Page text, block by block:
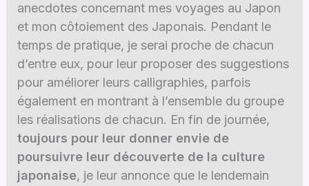
anecdotes concernant mes voyages au Japon
et mon côtoiement des Japonais. Pendant le
temps de pratique, je serai proche de chacun
d’entre eux, pour leur proposer des suggestions
pour améliorer leurs calligraphies, parfois
également en montrant à l’ensemble du groupe
les réalisations de chacun. En fin de journée,
toujours pour leur donner envie de
poursuivre leur découverte de la culture
japonaise, je leur annonce que le lendemain